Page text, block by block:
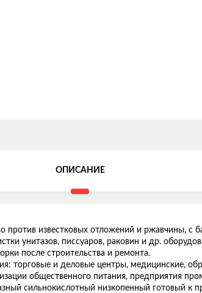
ОПИСАНИЕ
против известковых отложений и ржавчины,
унитазов, писсуаров, раковин и др.
после строительства и ремонта.
торговые и деловые центры, медицинские,
общественного питания, предприятия
сильнокислотный низкопенный готовый к